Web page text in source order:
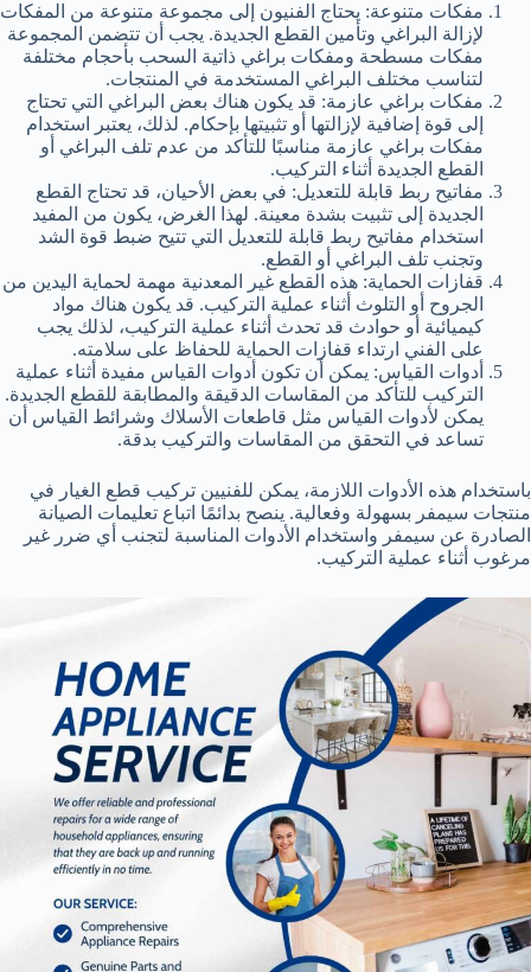
مفكات متنوعة: يحتاج الفنيون إلى مجموعة متنوعة من المفكات
لإزالة البراغي وتأمين القطع الجديدة. يجب أن تتضمن المجموعة
مفكات مسطحة ومفكات براغي ذاتية السحب بأحجام مختلفة
لتناسب مختلف البراغي المستخدمة في المنتجات.
مفكات براغي عازمة: قد يكون هناك بعض البراغي التي تحتاج
إلى قوة إضافية لإزالتها أو تثبيتها بإحكام. لذلك، يعتبر استخدام
مفكات براغي عازمة مناسبًا للتأكد من عدم تلف البراغي أو
القطع الجديدة أثناء التركيب.
مفاتيح ربط قابلة للتعديل: في بعض الأحيان، قد تحتاج القطع
الجديدة إلى تثبيت بشدة معينة. لهذا الغرض، يكون من المفيد
استخدام مفاتيح ربط قابلة للتعديل التي تتيح ضبط قوة الشد
وتجنب تلف البراغي أو القطع.
قفازات الحماية: هذه القطع غير المعدنية مهمة لحماية اليدين من
الجروح أو التلوث أثناء عملية التركيب. قد يكون هناك مواد
كيميائية أو حوادث قد تحدث أثناء عملية التركيب، لذلك يجب
على الفني ارتداء قفازات الحماية للحفاظ على سلامته.
أدوات القياس: يمكن أن تكون أدوات القياس مفيدة أثناء عملية
التركيب للتأكد من المقاسات الدقيقة والمطابقة للقطع الجديدة.
يمكن لأدوات القياس مثل قاطعات الأسلاك وشرائط القياس أن
تساعد في التحقق من المقاسات والتركيب بدقة.
باستخدام هذه الأدوات اللازمة، يمكن للفنيين تركيب قطع الغيار في
منتجات سيمفر بسهولة وفعالية. ينصح بدائمًا اتباع تعليمات الصيانة
الصادرة عن سيمفر واستخدام الأدوات المناسبة لتجنب أي ضرر غير
مرغوب أثناء عملية التركيب.